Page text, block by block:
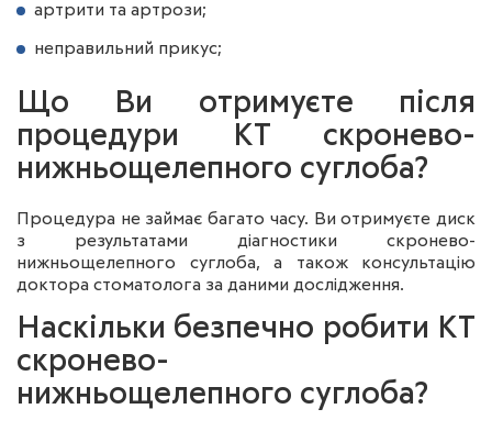
артрити та артрози;
неправильний прикус;
Що Ви отримуєте після
процедури КТ скронево-
нижньощелепного суглоба?
Процедура не займає багато часу. Ви отримуєте диск
з результатами діагностики скронево-
нижньощелепного суглоба, а також консультацію
доктора стоматолога за даними дослідження.
Наскільки безпечно робити КТ
скронево-
нижньощелепного суглоба?